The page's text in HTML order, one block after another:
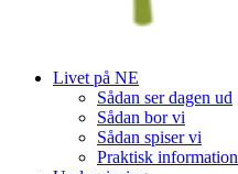
Livet på NE
Sådan ser dagen ud
Sådan bor vi
Sådan spiser vi
Praktisk information